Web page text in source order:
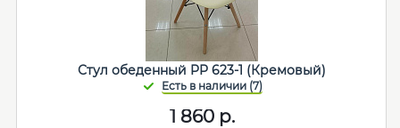
Стул обеденный PP 623-1 (Кремовый)
1 860р.